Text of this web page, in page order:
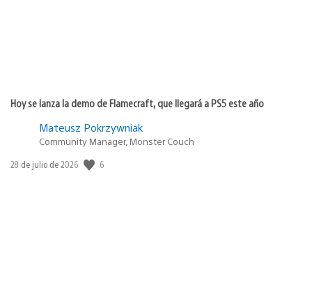
Hoy se lanza la demo de Flamecraft, que llegará a PS5 este año
Mateusz Pokrzywniak
Community Manager, Monster Couch
Fecha
28 de julio de 2026 6